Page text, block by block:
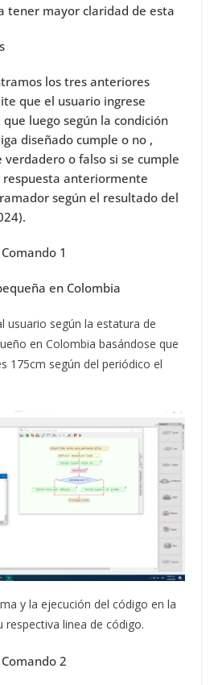
tener mayor claridad de esta
los tres anteriores
que el usuario ingrese
luego según la condición
diseñado cumple o no ,
o falso si se cumple
anteriormente
según el resultado del
Comando 1
en Colombia
usuario según la estatura de
en Colombia basándose que
175cm según del periódico el
y la ejecución del código en la
linea de código.
Comando 2